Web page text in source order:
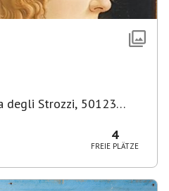
degli Strozzi, 50123
4
FREIE PLÄTZE